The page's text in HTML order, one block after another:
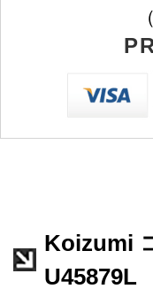
Koizumi
U45879L